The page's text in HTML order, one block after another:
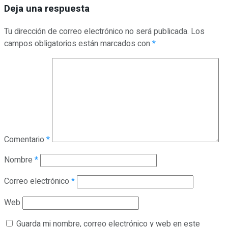
Deja una respuesta
Tu dirección de correo electrónico no será publicada. Los
campos obligatorios están marcados con*
Comentario *
Nombre *
Correo electrónico *
Web
Guarda mi nombre, correo electrónico y web en este